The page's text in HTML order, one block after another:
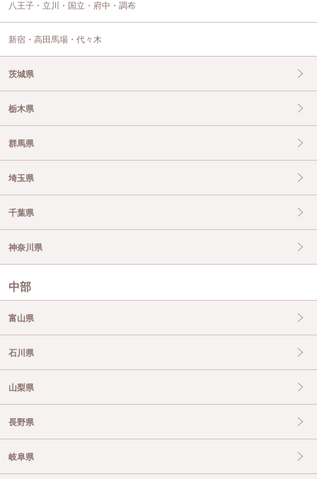
八王子・立川・国立・府中・調布
新宿・高田馬場・代々木
茨城県
栃木県
群馬県
埼玉県
千葉県
神奈川県
中部
富山県
石川県
山梨県
長野県
岐阜県